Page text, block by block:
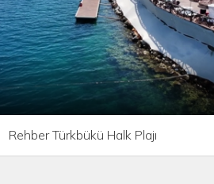
Rehber Türkbükü Halk Plajı